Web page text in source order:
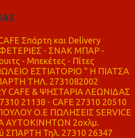
Σπάρτη και Delivery
- ΣΝΑΚ ΜΠΑΡ -
- Μπεκέτες - Πίτες
ΕΣΤΙΑΤΟΡΙΟ " Η ΠΙΑΤΣΑ
ΤΗΛ. 2731082002
CAFE & ΨΗΣΤΑΡΙΑ ΛΕΩΝΙΔΑΣ
21138 - CAFE 27310 20510
Ο.Ε ΠΩΛΗΣΕΙΣ SERVICE
ΑΥΤΟΚΙΝΗΤΩΝ 2οχλμ.
ΣΠΑΡΤΗ Τηλ. 27310 26347